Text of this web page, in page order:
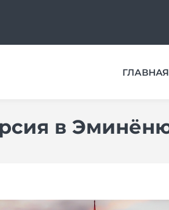
ГЛАВНАЯ
в